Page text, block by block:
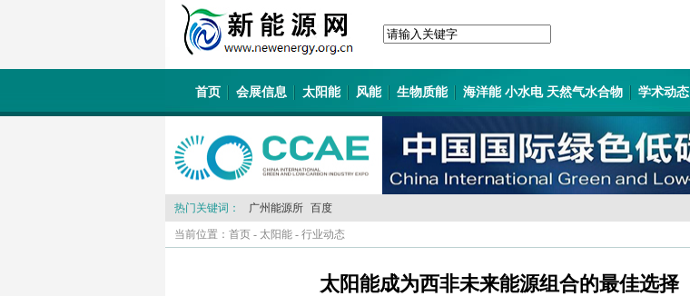
首页 会展信息 太阳能 风能 生物质能 海洋能 小水电 天然气水合物 学术动态
热门关键词： 广州能源所 百度
当前位置： 首页 - 太阳能 - 行业动态
太阳能成为西非未来能源组合的最佳选择